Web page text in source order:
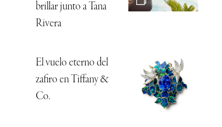
brillar junto a Tana
Rivera
El vuelo eterno del
zafiro en Tiffany &
Co.